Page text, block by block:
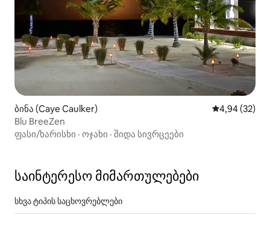
ბინა (Caye Caulker) საშუალო
4,94 (32)
Blu BreeZen
ფასი/ხარისხი · ოჯახი · შიდა სივრცეები
საინტერესო მიმართულებები
სხვა ტიპის საცხოვრებლები